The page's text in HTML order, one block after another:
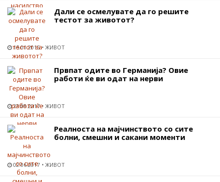
Дали се осмелувате да го решите
тестот за животот?
15.01.2015 ЖИВОТ
Првпат одите во Германија? Овие
работи ќе ви одат на нерви
23.08.2017 ЖИВОТ
Реалноста на мајчинството со сите
болни, смешни и сакани моменти
02.06.2017 ЖИВОТ